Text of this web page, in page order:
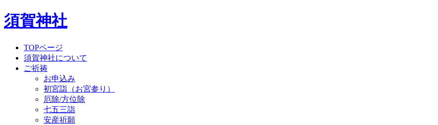
須賀神社
TOPページ
須賀神社について
ご祈祷
お申込み
初宮詣（お宮参り）
厄除/方位除
七五三詣
安産祈願